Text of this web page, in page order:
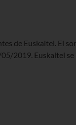
de Euskaltel. El
2019. Euskaltel se